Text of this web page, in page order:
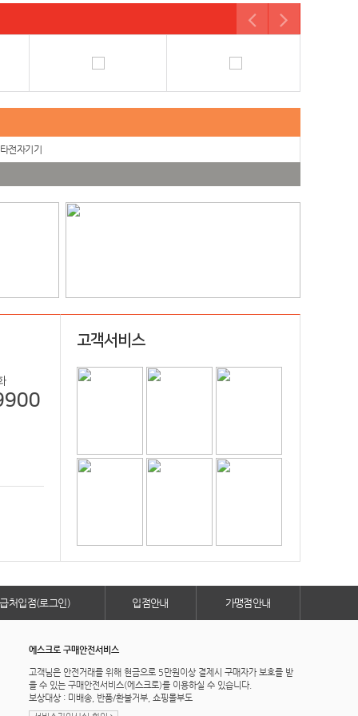
전자기기
고객서비스
처입점(로그인) 입점안내 가맹점안내
에스크로 구매안전서비스
고객님은 안전거래를 위해 현금으로 5만원이상 결제시 구매자가 보호를 받
을 수 있는 구매안전서비스(에스크로)를 이용하실 수 있습니다.
보상대상 : 미배송, 반품/환불거부, 쇼핑몰부도